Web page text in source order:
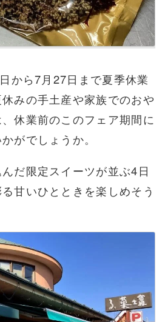
から7月27日まで夏季休業
みの手土産や家族でのおや
休業前のこのフェア期間に
がでしょうか。
だ限定スイーツが並ぶ4日
甘いひとときを楽しめそう